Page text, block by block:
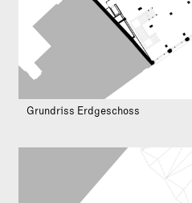
Grundriss Erdgeschoss